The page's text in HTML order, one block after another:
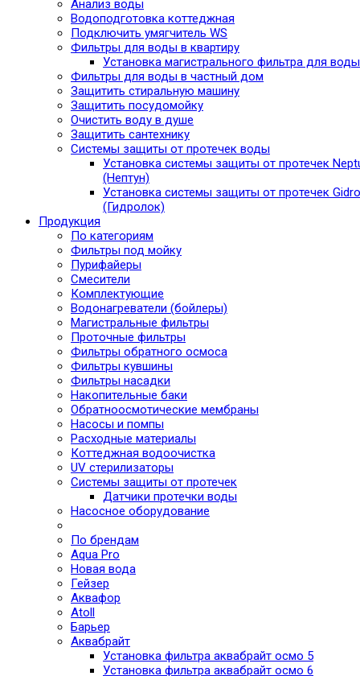
Анализ воды
Водоподготовка коттеджная
Подключить умягчитель WS
Фильтры для воды в квартиру
Установка магистрального фильтра для воды
Фильтры для воды в частный дом
Защитить стиральную машину
Защитить посудомойку
Очистить воду в душе
Защитить сантехнику
Системы защиты от протечек воды
Установка системы защиты от протечек
(Нептун)
Установка системы защиты от протечек
(Гидролок)
Продукция
По категориям
Фильтры под мойку
Пурифайеры
Смесители
Комплектующие
Водонагреватели (бойлеры)
Магистральные фильтры
Проточные фильтры
Фильтры обратного осмоса
Фильтры кувшины
Фильтры насадки
Накопительные баки
Обратноосмотические мембраны
Насосы и помпы
Расходные материалы
Коттеджная водоочистка
UV стерилизаторы
Системы защиты от протечек
Датчики протечки воды
Насосное оборудование
По брендам
Aqua Pro
Новая вода
Гейзер
Аквафор
Atoll
Барьер
Аквабрайт
Установка фильтра аквабрайт осмо 5
Установка фильтра аквабрайт осмо 6